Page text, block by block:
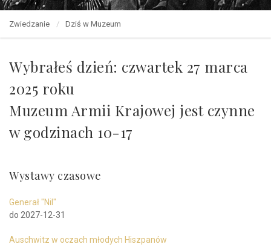
Zwiedzanie Dziś w Muzeum
Wybrałeś dzień: czwartek 27 marca
2025 roku
Muzeum Armii Krajowej jest czynne
w godzinach 10-17
Wystawy czasowe
Generał "Nil"
do 2027-12-31
Auschwitz w oczach młodych Hiszpanów